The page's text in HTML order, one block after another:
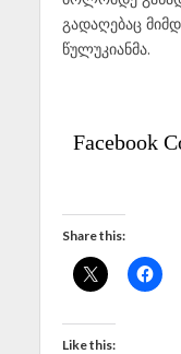
გადაღებაც
წულუკიანმა.
Facebook
Share this:
Like this: